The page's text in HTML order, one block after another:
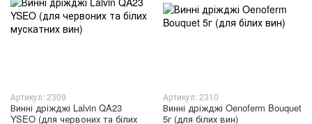
Артикул: 2309
Винні дріжджі Lalvin QA23
YSEO (для червоних та білих
Артикул: 2310
Винні дріжджі Oenoferm Bouquet
5г (для білих вин)